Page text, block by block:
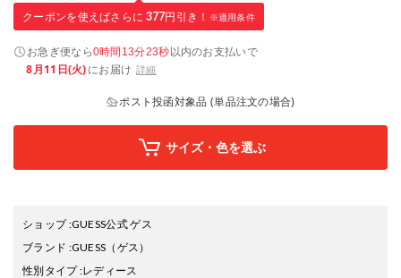
クーポンを使えばさらに 377円引き！ ※適用条件
お急ぎ便なら0時間13分22秒以内のお支払いで
8月11日(火)にお届け 詳細
ポスト投函対象品 (単品注文の場合)
サイズ・色を選ぶ
ショップ:GUESS公式 ゲス
ブランド :GUESS （ゲス）
性別タイプ:レディース